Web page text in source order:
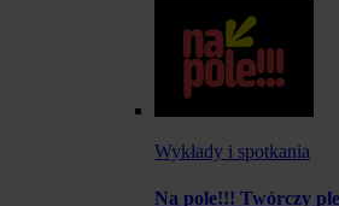
Wykłady i spotkania
Na pole!!! Twórczy